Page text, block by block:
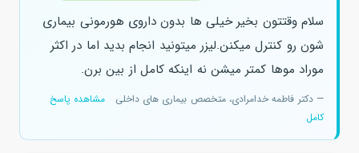
سلام وقتتون بخیر خیلی ها بدون داروی هورمونی بیماری
شون رو کنترل میکنن.لیزر میتونید انجام بدید اما در اکثر
موراد موها کمتر میشن نه اینکه کامل از بین برن.
— دکتر فاطمه خدامرادی، متخصص بیماری های داخلی
مشاهده پاسخ
کامل